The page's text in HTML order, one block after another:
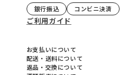
銀行振込 コンビニ決済
ご利用ガイド
お支払いについて
配送・送料について
返品・交換について